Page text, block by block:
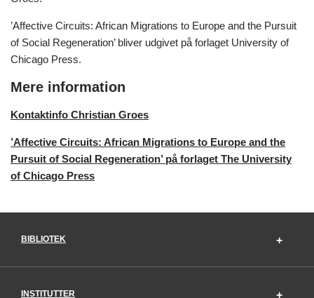
’Affective Circuits: African Migrations to Europe and the Pursuit
of Social Regeneration’ bliver udgivet på forlaget University of
Chicago Press.
Mere information
Kontaktinfo Christian Groes
’Affective Circuits: African Migrations to Europe and the
Pursuit of Social Regeneration’ på forlaget The University
of Chicago Press
BIBLIOTEK
INSTITUTTER